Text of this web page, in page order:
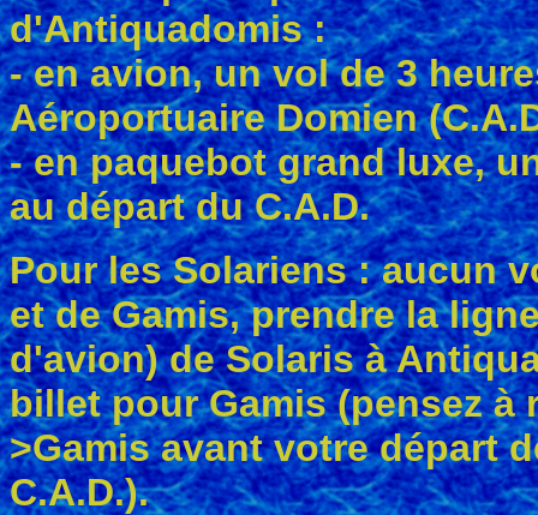
d'Antiquadomis :
- en avion, un vol de 3
Aéroportuaire Domien
- en paquebot grand luxe,
au départ du C.A.D.
Pour les Solariens : aucun
et de Gamis, prendre la
d'avion) de Solaris à
billet pour Gamis (pensez
>Gamis avant votre départ
C.A.D.).